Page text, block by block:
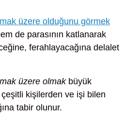
üzere olduğunu görmek
de parasının katlanarak
ferahlayacağına delalet
üzere olmakbüyük
kişilerden ve işi bilen
tabir olunur.